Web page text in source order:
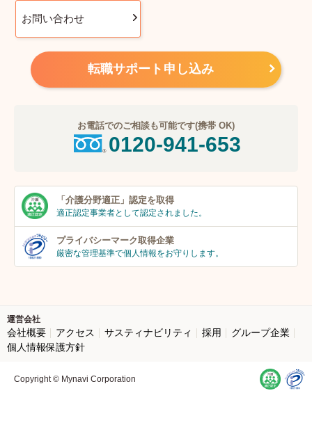
お問い合わせ
転職サポート申し込み
お電話でのご相談も可能です(携帯 OK)
0120-941-653
「介護分野適正」 認定を取得
適正認定事業者として認定されました。
プライバシーマーク取得企業
厳密な管理基準で個人情報をお守りします。
運営会社
会社概要 アクセス サスティナビリティ 採用
グループ企業
個人情報保護方針
Copyright © Mynavi Corporation